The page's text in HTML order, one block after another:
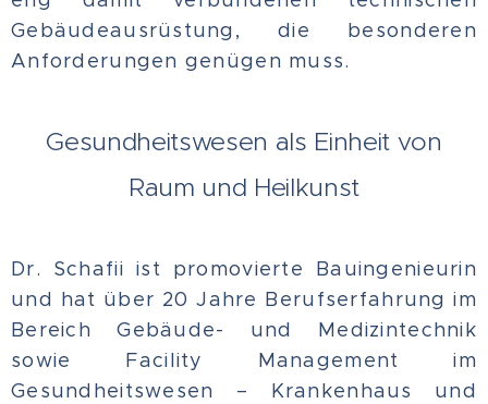
Gebäudeausrüstung, die besonderen
Anforderungen genügen muss.
Gesundheitswesen als Einheit von
Raum und Heilkunst
Dr. Schafii ist promovierte Bauingenieurin
und hat über 20 Jahre Berufserfahrung im
Bereich Gebäude- und Medizintechnik
sowie Facility Management im
Gesundheitswesen – Krankenhaus und